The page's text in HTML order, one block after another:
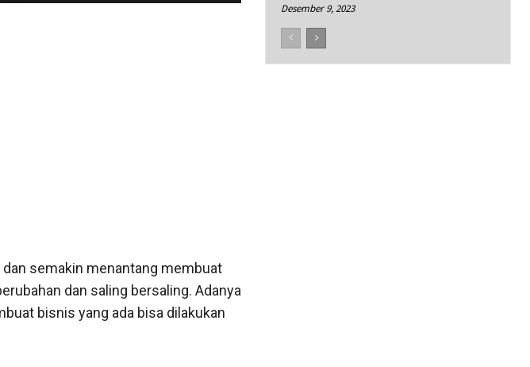
semakin menantang membuat
dan saling bersaling. Adanya
bisnis yang ada bisa dilakukan
Desember 9, 2023